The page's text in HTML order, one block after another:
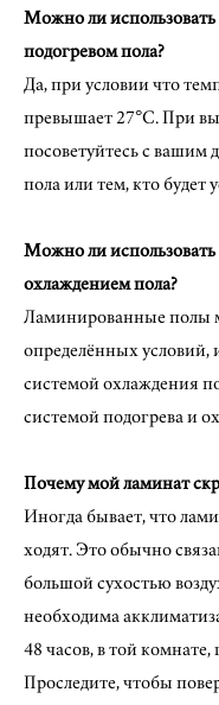
Можно ли
подогревом пола?
Да, при условии что
превышает 27°C. При
посоветуйтесь с вашим
пола или тем, кто будет
Можно ли
охлаждением пола?
Ламинированные полы
определённых условий,
системой охлаждения
системой подогрева и
Почему мой ламинат
Иногда бывает, что
ходят. Это обычно
большой сухостью
необходима
48 часов, в той комнате,
Проследите, чтобы